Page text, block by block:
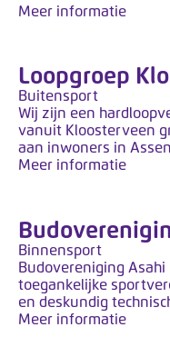
Meer informatie
Loopgroep
Buitensport
Wij zijn een
vanuit Kloosterveen
aan inwoners in
Meer informatie
Binnensport
Budovereniging
toegankelijke
en deskundig
Meer informatie